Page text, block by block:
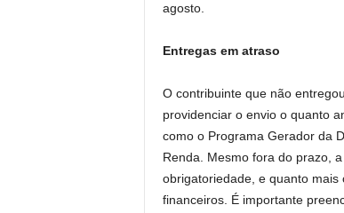
agosto.
Entregas em atraso
O contribuinte que não
providenciar o envio o quanto
como o Programa Gerador da
Renda. Mesmo fora do prazo,
obrigatoriedade, e quanto
financeiros. É importante